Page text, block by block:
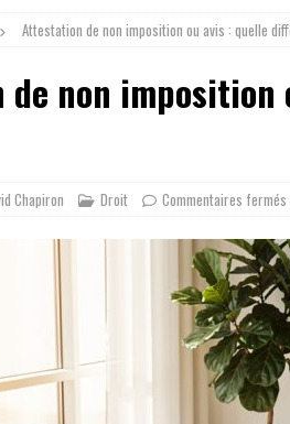
Attestation de non imposition ou avis : quelle
non imposition
Chapiron Droit Commentaires fermés